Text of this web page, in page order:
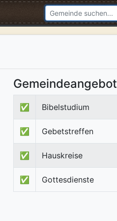
Gemeindeangebot
✅ Bibelstudium
✅ Gebetstreffen
✅ Hauskreise
✅ Gottesdienste